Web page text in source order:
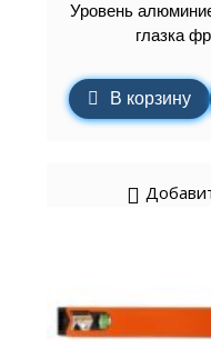
Уровень
глазка
В корзину